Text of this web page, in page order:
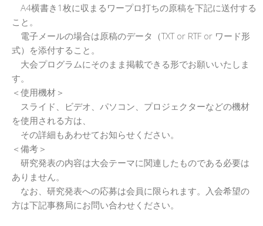
A4横書き1枚に収まるワープロ打ちの原稿を下記に送付する
こと。
電子メールの場合は原稿のデータ（TXT or RTF or ワード形
式）を添付すること。
大会プログラムにそのまま掲載できる形でお願いいたしま
す。
＜使用機材＞
スライド、ビデオ、パソコン、プロジェクターなどの機材
を使用される方は、
その詳細もあわせてお知らせください。
＜備考＞
研究発表の内容は大会テーマに関連したものである必要は
ありません。
なお、研究発表への応募は会員に限られます。入会希望の
方は下記事務局にお問い合わせください。